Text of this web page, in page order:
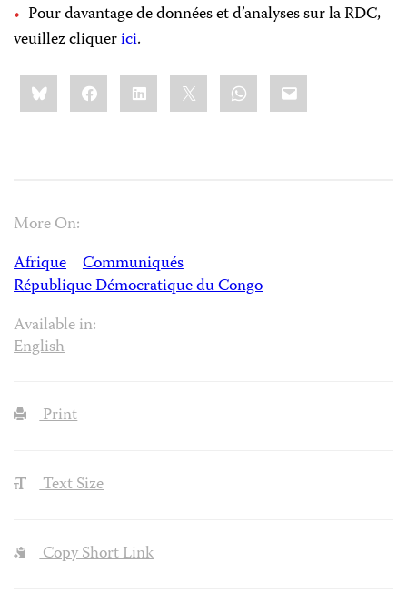
Pour davantage de données et d’analyses sur la RDC,
veuillez cliquerici.
Share
this:BlueskyFacebookLinkedIn WhatsApp
Email
More On:
Afrique
Communiqués
République Démocratique du Congo
Available in:
English
Print
Text Size
Copy Short Link